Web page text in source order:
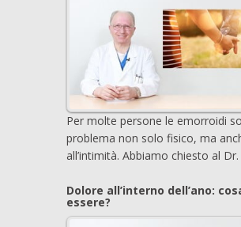
Per molte persone le emorroidi
problema non solo fisico, ma
all’intimità. Abbiamo chiesto al
Dolore all’interno dell’ano:
essere?